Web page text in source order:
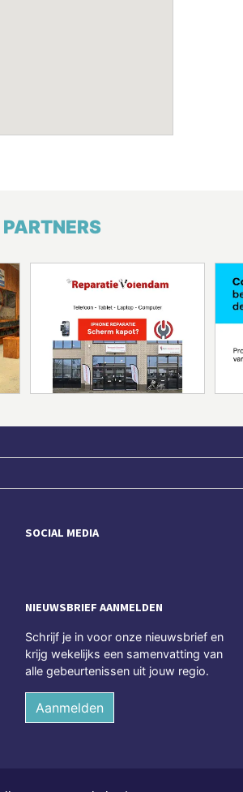
PARTNERS
SOCIAL MEDIA
NIEUWSBRIEF AANMELDEN
Schrijf je in voor onze nieuwsbrief en
krijg wekelijks een samenvatting van
alle gebeurtenissen uit jouw regio.
Aanmelden